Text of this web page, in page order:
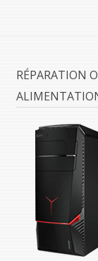
RÉPARATION